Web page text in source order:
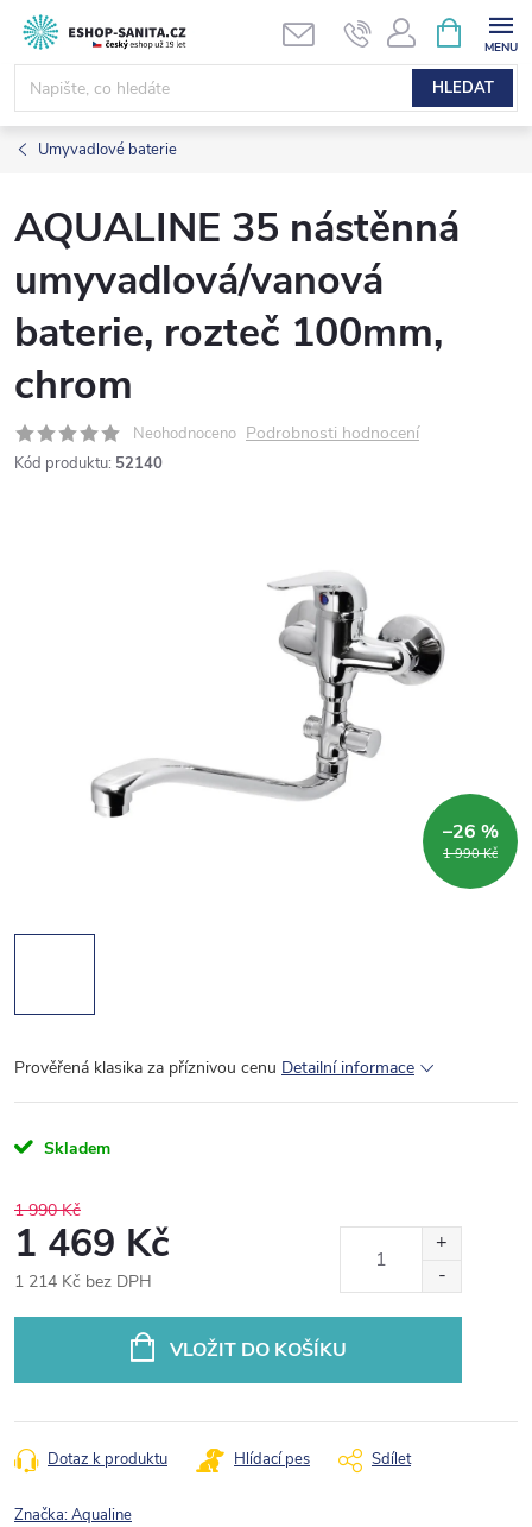
Přejít
obsah
HLEDAT
NÁKUPNÍ
KOŠÍK
Umyvadlové baterie
AQUALINE 35 nástěnná
umyvadlová/vanová
baterie, rozteč 100mm,
chrom
Neohodnoceno Podrobnosti hodnocení
Kód produktu: 52140
1 990 Kč
–26 %
Prověřená klasika za příznivou cenu Detailní informace
Skladem
1 990 Kč
1 469 Kč
1 214 Kč bez DPH
VLOŽIT DO KOŠÍKU
Dotaz k produktu Hlídací pes Sdílet
Značka:Aqualine